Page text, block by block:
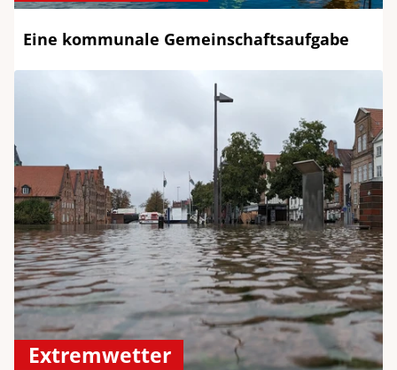
Eine kommunale Gemeinschaftsaufgabe
Extremwetter